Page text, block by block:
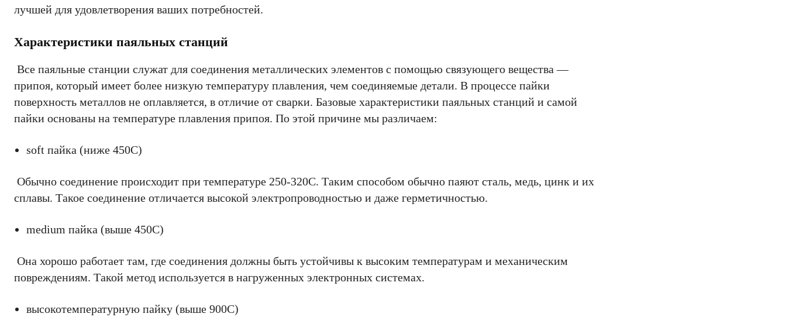
лучшей для удовлетворения ваших потребностей.
Характеристики паяльных станций
Все паяльные станции служат для соединения металлических элементов с помощью связующего вещества —
припоя, который имеет более низкую температуру плавления, чем соединяемые детали. В процессе пайки
поверхность металлов не оплавляется, в отличие от сварки. Базовые характеристики паяльных станций и самой
пайки основаны на температуре плавления припоя. По этой причине мы различаем:
soft пайка (ниже 450C)
Обычно соединение происходит при температуре 250-320С. Таким способом обычно паяют сталь, медь, цинк и их
сплавы. Такое соединение отличается высокой электропроводностью и даже герметичностью.
medium пайка (выше 450C)
Она хорошо работает там, где соединения должны быть устойчивы к высоким температурам и механическим
повреждениям. Такой метод используется в нагруженных электронных системах.
высокотемпературную пайку (выше 900С)